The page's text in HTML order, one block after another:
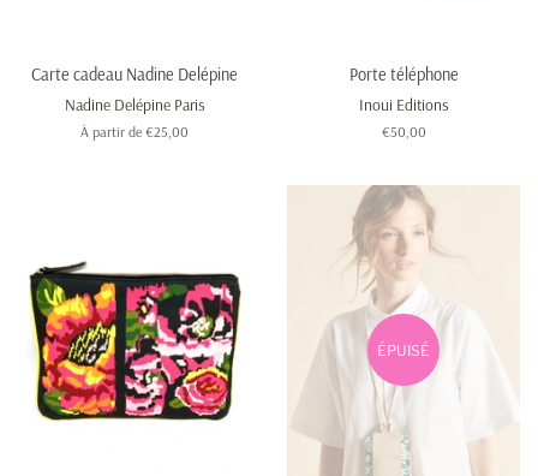
Carte cadeau Nadine Delépine
Nadine Delépine Paris
À partir de €25,00
Porte téléphone
Inoui Editions
Prix
€50,00
ÉPUISÉ